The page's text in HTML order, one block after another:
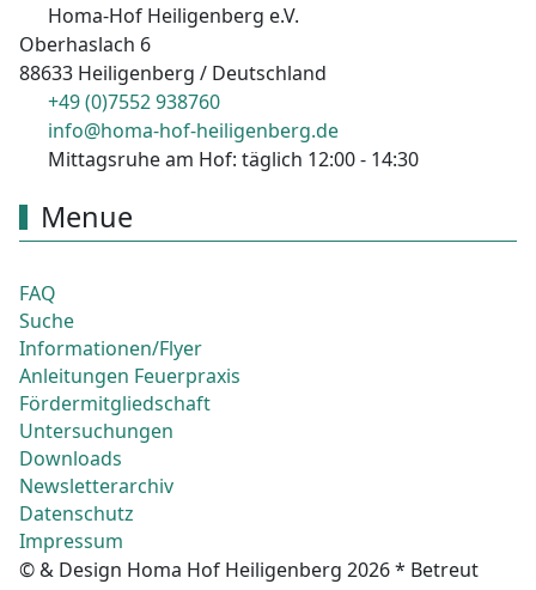
Homa-Hof Heiligenberg e.V.
Oberhaslach 6
88633 Heiligenberg / Deutschland
+49 (0)7552 938760
info@homa-hof-heiligenberg.de
Mittagsruhe am Hof: täglich 12:00 - 14:30
Menue
FAQ
Suche
Informationen/Flyer
Anleitungen Feuerpraxis
Fördermitgliedschaft
Untersuchungen
Downloads
Newsletterarchiv
Datenschutz
Impressum
© & Design Homa Hof Heiligenberg 2026 * Betreut